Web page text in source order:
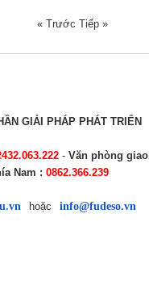
« Trước Tiếp »
GIẢI PHÁP PHÁT TRIỂN
- Văn phòng giao
Nam : 0862.366.239
hoặc info@fudeso.vn